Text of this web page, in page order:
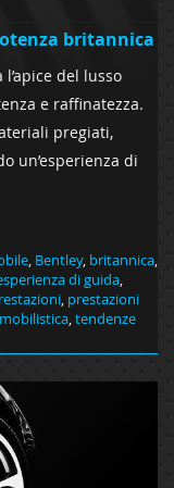
britannica
del lusso
e raffinatezza.
pregiati,
un’esperienza di
, Bentley, britannica,
di guida,
, prestazioni
,tendenze